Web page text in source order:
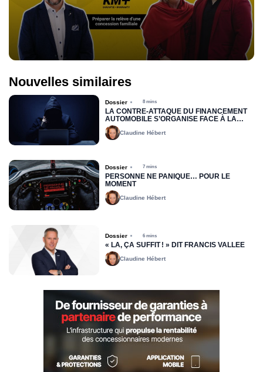
Nouvelles similaires
Dossier 8 mins
LA CONTRE-ATTAQUE DU FINANCEMENT
AUTOMOBILE S’ORGANISE FACE À LA
FRAUDE
Claudine Hébert
Dossier 7 mins
PERSONNE NE PANIQUE… POUR LE
MOMENT
Claudine Hébert
Dossier 6 mins
« LÀ, ÇA SUFFIT ! » DIT FRANCIS VALLÉE
Claudine Hébert